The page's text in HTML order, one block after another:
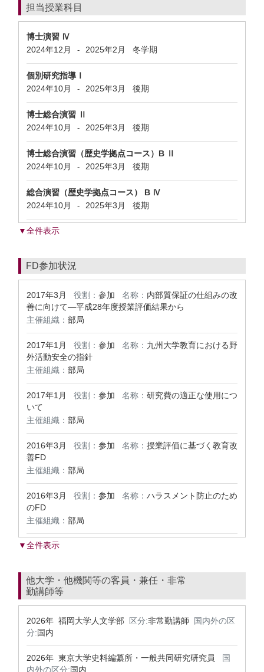
担当授業科目
博士演習 Ⅳ
2024年12月
- 2025年2月 冬学期
個別研究指導Ⅰ
2024年10月
- 2025年3月 後期
博士総合演習 Ⅱ
2024年10月
- 2025年3月 後期
博士総合演習（歴史学拠点コース）B Ⅱ
2024年10月
- 2025年3月 後期
総合演習（歴史学拠点コース） B Ⅳ
2024年10月
- 2025年3月 後期
▼全件表示
FD参加状況
2017年3月 役割： 参加 名称： 内部質保証の仕組みの改
善に向けて―平成28年度授業評価結果から
主催組織： 部局
2017年1月 役割： 参加 名称： 九州大学教育における野
外活動安全の指針
主催組織： 部局
2017年1月 役割： 参加 名称： 研究費の適正な使用につ
いて
主催組織： 部局
2016年3月 役割： 参加 名称： 授業評価に基づく教育改
善FD
主催組織： 部局
2016年3月 役割： 参加 名称： ハラスメント防止のため
のFD
主催組織： 部局
▼全件表示
他大学・他機関等の客員・兼任・非常
勤講師等
2026年 福岡大学人文学部 区分:非常勤講師
国内外の区
分:国内
2026年 東京大学史料編纂所・一般共同研究研究員
国
内外の区分:国内